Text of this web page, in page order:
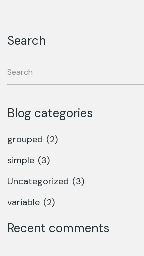
Search
Blog categories
grouped (2)
simple (3)
Uncategorized (3)
variable (2)
Recent comments